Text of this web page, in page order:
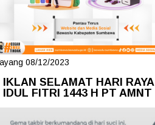
08/12/2023
IKLAN SELAMAT HARI RAYA
IDUL FITRI 1443 H PT AMNT